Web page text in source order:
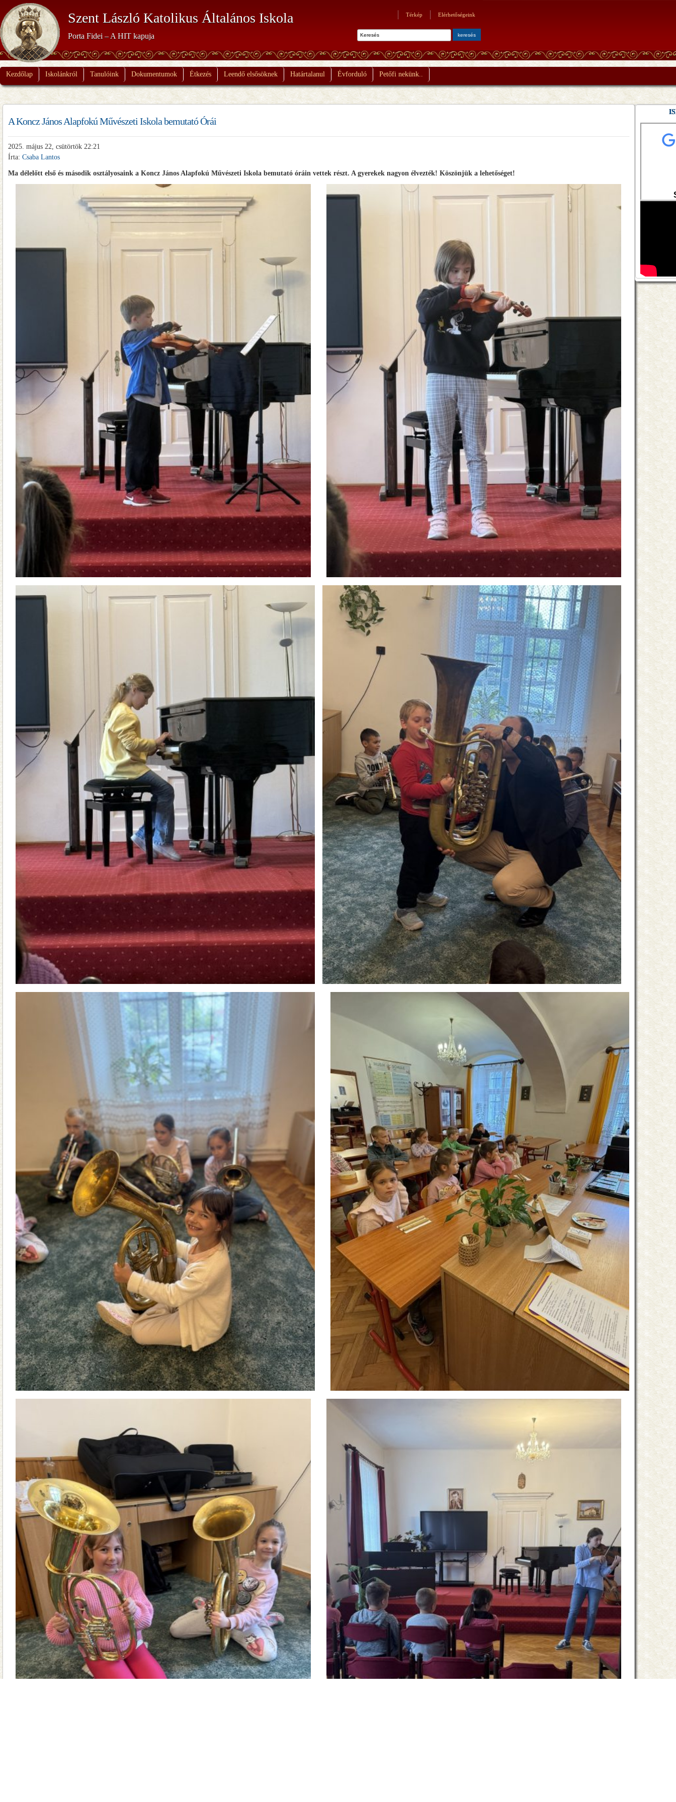
Elérhetőségeink
Térkép
Szent László Katolikus Általános Iskola
Porta Fidei – A HIT kapuja
Kezdőlap Iskolánkról Tanulóink Dokumentumok Étkezés Leendő elsősöknek Határtalanul Évforduló Petőfi nekünk..
A Koncz János Alapfokú Művészeti Iskola bemutató Órái
2025. május 22, csütörtök 22:21
Írta: Csaba Lantos
Ma délelőtt első és második osztályosaink a Koncz János Alapfokú Művészeti Iskola bemutató óráin vettek részt. A gyerekek nagyon élvezték! Köszönjük a lehetőséget!